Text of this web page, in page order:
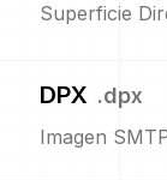
Superficie
DPX .dpx
Imagen